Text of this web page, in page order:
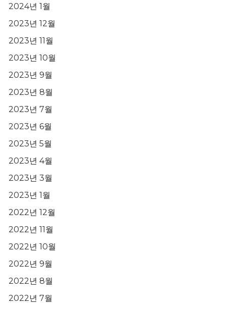
2024년 1월
2023년 12월
2023년 11월
2023년 10월
2023년 9월
2023년 8월
2023년 7월
2023년 6월
2023년 5월
2023년 4월
2023년 3월
2023년 1월
2022년 12월
2022년 11월
2022년 10월
2022년 9월
2022년 8월
2022년 7월